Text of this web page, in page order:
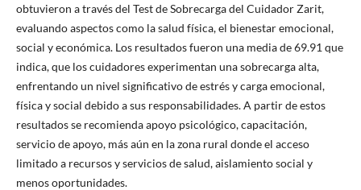
obtuvieron a través del Test de Sobrecarga del Cuidador Zarit,
evaluando aspectos como la salud física, el bienestar emocional,
social y económica. Los resultados fueron una media de 69.91 que
indica, que los cuidadores experimentan una sobrecarga alta,
enfrentando un nivel significativo de estrés y carga emocional,
física y social debido a sus responsabilidades. A partir de estos
resultados se recomienda apoyo psicológico, capacitación,
servicio de apoyo, más aún en la zona rural donde el acceso
limitado a recursos y servicios de salud, aislamiento social y
menos oportunidades.